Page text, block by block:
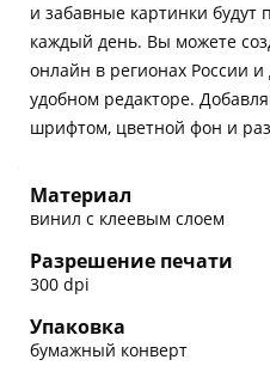
и забавные картинки будут
каждый день. Вы можете
онлайн в регионах России
удобном редакторе.
шрифтом, цветной фон и
Материал
винил с клеевым слоем
Разрешение печати
300 dpi
Упаковка
бумажный конверт